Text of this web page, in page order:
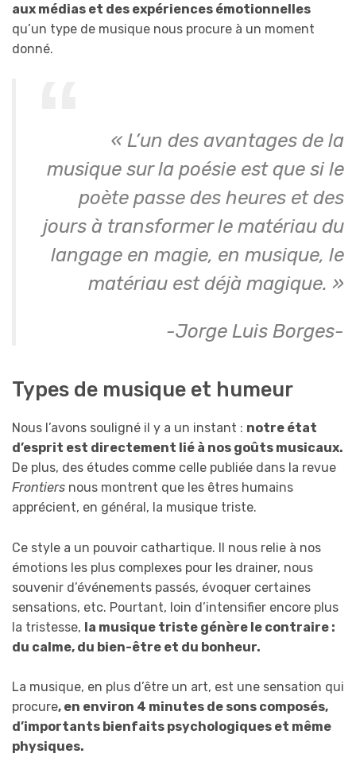
aux médias et des expériences émotionnelles
qu’un type de musique nous procure à un moment
donné.
« L’un des avantages de la
musique sur la poésie est que si le
poète passe des heures et des
jours à transformer le matériau du
langage en magie, en musique, le
matériau est déjà magique. »
-Jorge Luis Borges-
Types de musique et humeur
Nous l’avons souligné il y a un instant : notre état
d’esprit est directement lié à nos goûts musicaux.
De plus, des études comme celle publiée dans la revue
Frontiers nous montrent que les êtres humains
apprécient, en général, la musique triste.
Ce style a un pouvoir cathartique. Il nous relie à nos
émotions les plus complexes pour les drainer, nous
souvenir d’événements passés, évoquer certaines
sensations, etc. Pourtant, loin d’intensifier encore plus
la tristesse, la musique triste génère le contraire :
du calme, du bien-être et du bonheur.
La musique, en plus d’être un art, est une sensation qui
procure, en environ 4 minutes de sons composés,
d’importants bienfaits psychologiques et même
physiques.